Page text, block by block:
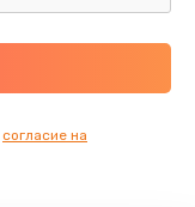
согласие на